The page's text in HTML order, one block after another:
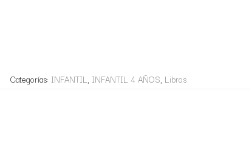
Categorías: INFANTIL, INFANTIL 4 AÑOS, Libros